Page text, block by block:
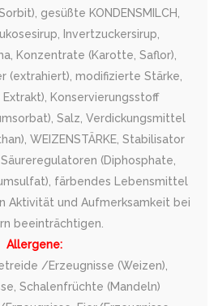
gesüßte KONDENSMILCH,
Invertzuckersirup,
Konzentrate (Karotte, Saflor),
(extrahiert), modifizierte Stärke,
Extrakt), Konservierungsstoff
Salz, Verdickungsmittel
WEIZENSTÄRKE, Stabilisator
(Diphosphate,
färbendes Lebensmittel
Aktivität und Aufmerksamkeit bei
beeinträchtigen.
Allergene:
/Erzeugnisse (Weizen),
Schalenfrüchte (Mandeln)